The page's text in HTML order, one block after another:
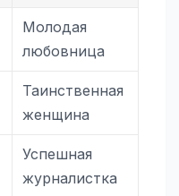
Молодая
любовница
Таинственная
женщина
Успешная
журналистка